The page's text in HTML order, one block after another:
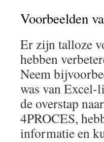
Voorbeelden
Er zijn talloze
hebben
Neem
was van Excel-
de overstap
4PROCES,
informatie en